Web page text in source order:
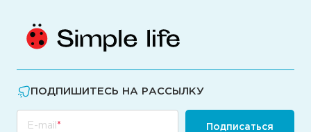
ПОДПИШИТЕСЬ НА РАССЫЛКУ
E-mail Подписаться